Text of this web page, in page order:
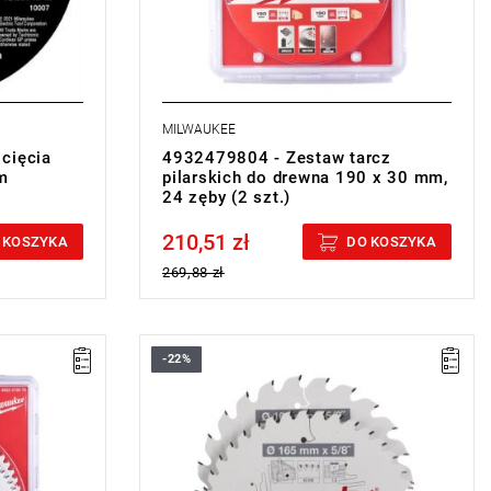
KOSZYKA
MILWAUKEE
4932479804 - Zestaw tarcz
pilarskich do drewna 190 x 30 mm,
24 zęby (2 szt.)
Price tax included
210,51 zł
269,88 zł
DO KOSZYKA
PTFE,
na
do
Te tarcze pilarskie posiadają powłokę PTFE,
dzięki czemu cechują się odpornością na
wysokie temperatury i nie przywierają do
innych materiałów.
-22%